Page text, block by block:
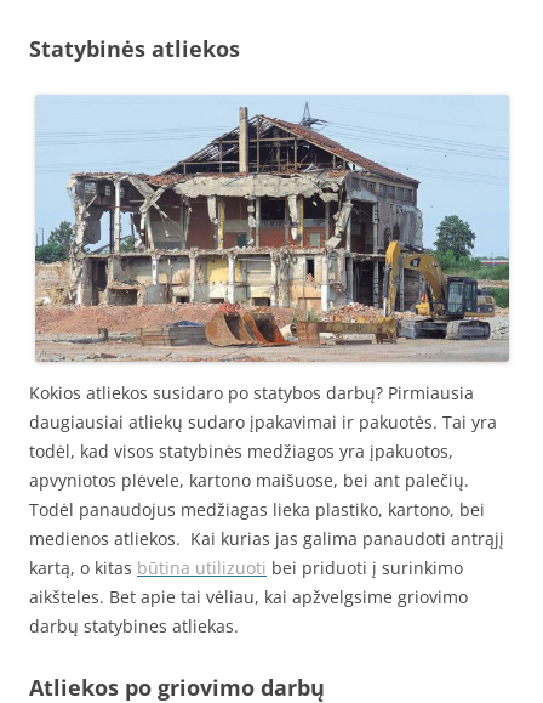
Statybinės atliekos
Kokios atliekos susidaro po statybos darbų? Pirmiausia
daugiausiai atliekų sudaro įpakavimai ir pakuotės. Tai yra
todėl, kad visos statybinės medžiagos yra įpakuotos,
apvyniotos plėvele, kartono maišuose, bei ant palečių.
Todėl panaudojus medžiagas lieka plastiko, kartono, bei
medienos atliekos. Kai kurias jas galima panaudoti antrąjį
kartą, o kitas būtina utilizuoti bei priduoti į surinkimo
aikšteles. Bet apie tai vėliau, kai apžvelgsime griovimo
darbų statybines atliekas.
Atliekos po griovimo darbų